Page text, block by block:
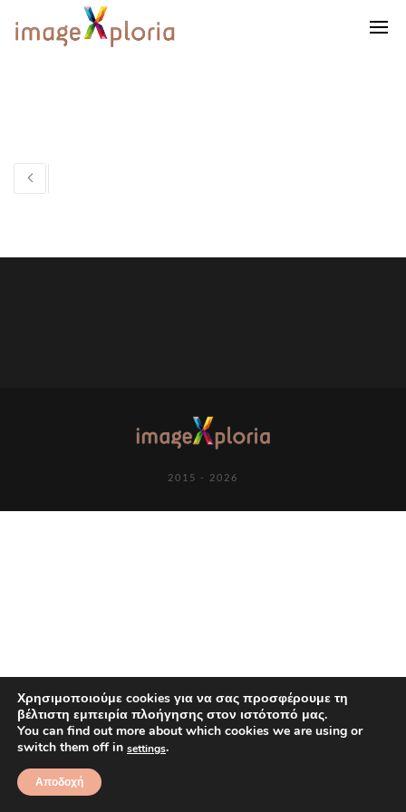
2015 - 2026
Χρησιμοποιούμε cookies για να σας προσφέρουμε τη
βέλτιστη εμπειρία πλοήγησης στον ιστότοπό μας.
You can find out more about which cookies we are using or
switch them off in settings.
Αποδοχή